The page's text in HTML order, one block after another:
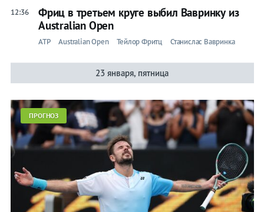
12:36
Фриц в третьем круге выбил Вавринку из
Australian Open
ATP Australian Open Тейлор Фритц Станислас Вавринка
23 января, пятница
ПРОГНОЗ